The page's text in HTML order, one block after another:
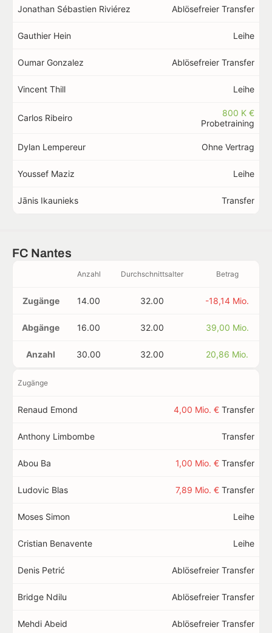
Jonathan Sébastien Riviérez Ablösefreier Transfer
Gauthier Hein Leihe
Oumar Gonzalez Ablösefreier Transfer
Vincent Thill Leihe
Carlos Ribeiro
800 K €
Probetraining
Dylan Lempereur Ohne Vertrag
Youssef Maziz Leihe
Jānis Ikaunieks Transfer
FC Nantes
Anzahl Durchschnittsalter Betrag
Zugänge 14.00 32.00 -18,14 Mio.
Abgänge 16.00 32.00 39,00 Mio.
Anzahl 30.00 32.00 20,86 Mio.
Zugänge
Renaud Emond 4,00 Mio. € Transfer
Anthony Limbombe Transfer
Abou Ba 1,00 Mio. € Transfer
Ludovic Blas 7,89 Mio. € Transfer
Moses Simon Leihe
Cristian Benavente Leihe
Denis Petrić Ablösefreier Transfer
Bridge Ndilu Ablösefreier Transfer
Mehdi Abeid Ablösefreier Transfer